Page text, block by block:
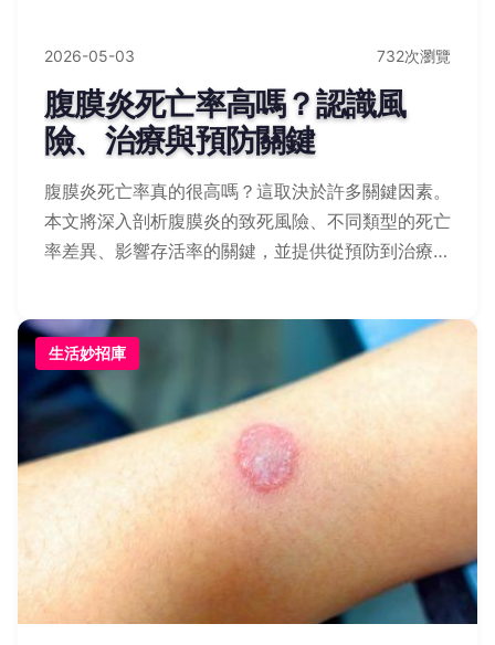
2026-05-03 732次瀏覽
腹膜炎死亡率高嗎？認識風
險、治療與預防關鍵
腹膜炎死亡率真的很高嗎？這取決於許多關鍵因素。
本文將深入剖析腹膜炎的致死風險、不同類型的死亡
率差異、影響存活率的關鍵，並提供從預防到治療的
生活妙招庫